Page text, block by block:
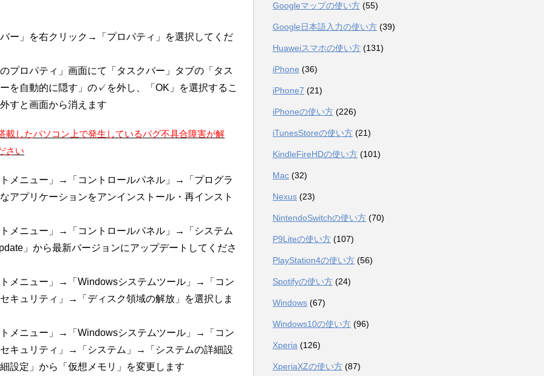
ー」を右クリック→「プロパティ」を選択してくだ
プロパティ」画面にて「タスクバー」タブの「タス
を自動的に隠す」の✓を外し、「OK」を選択するこ
すと画面から消えます
載したパソコン上で発生しているバグ不具合障害が解
さい
メニュー」→「コントロールパネル」→「プログラ
アプリケーションをアンインストール・再インスト
メニュー」→「コントロールパネル」→「システム
」から最新バージョンにアップデートしてくださ
メニュー」→「Windowsシステムツール」→「コン
キュリティ」→「ディスク領域の解放」を選択しま
メニュー」→「Windowsシステムツール」→「コン
キュリティ」→「システム」→「システムの詳細設
定」から「仮想メモリ」を変更します
Googleマップの使い方 (55)
Google日本語入力の使い方 (39)
Huaweiスマホの使い方 (131)
iPhone (36)
iPhone7 (21)
iPhoneの使い方 (226)
iTunesStoreの使い方 (21)
KindleFireHDの使い方 (101)
Mac (32)
Nexus (23)
NintendoSwitchの使い方 (70)
P9Liteの使い方 (107)
PlayStation4の使い方 (56)
Spotifyの使い方 (24)
Windows (67)
Windows10の使い方 (96)
Xperia (126)
XperiaXZの使い方 (87)